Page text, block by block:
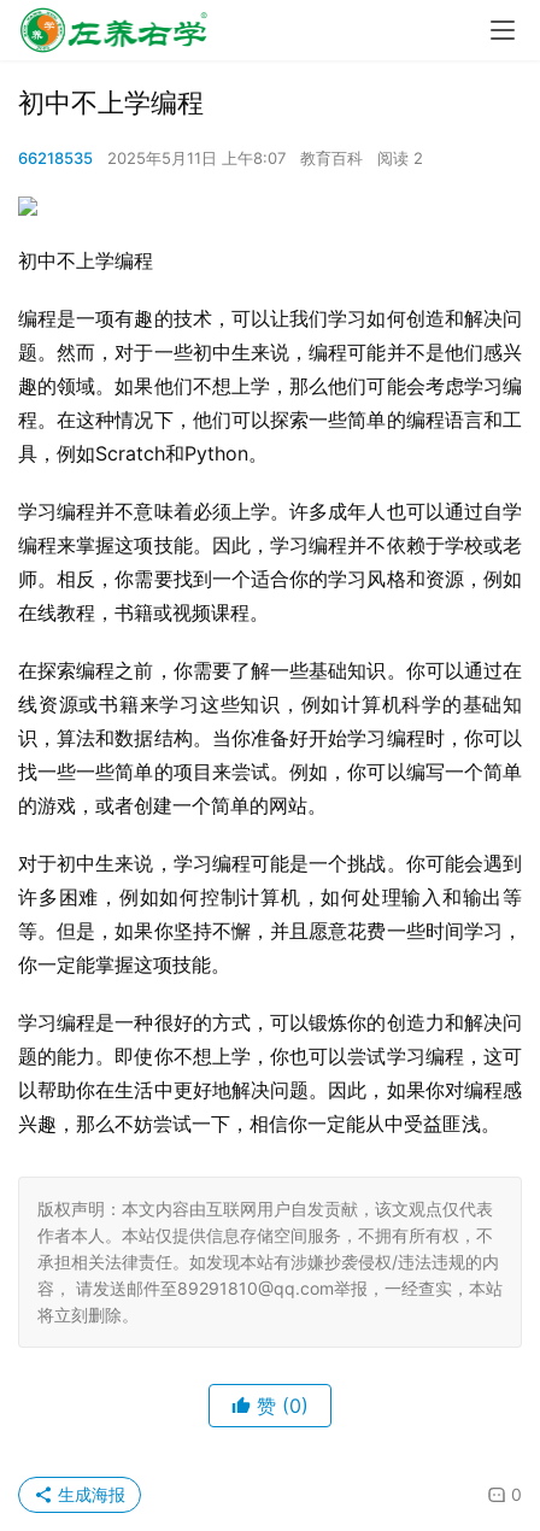
初中不上学编程
66218535 2025年5月11日 上午8:07 教育百科 阅读 2
初中不上学编程
编程是一项有趣的技术，可以让我们学习如何创造和解决问
题。然而，对于一些初中生来说，编程可能并不是他们感兴
趣的领域。如果他们不想上学，那么他们可能会考虑学习编
程。在这种情况下，他们可以探索一些简单的编程语言和工
具，例如Scratch和Python。
学习编程并不意味着必须上学。许多成年人也可以通过自学
编程来掌握这项技能。因此，学习编程并不依赖于学校或老
师。相反，你需要找到一个适合你的学习风格和资源，例如
在线教程，书籍或视频课程。
在探索编程之前，你需要了解一些基础知识。你可以通过在
线资源或书籍来学习这些知识，例如计算机科学的基础知
识，算法和数据结构。当你准备好开始学习编程时，你可以
找一些一些简单的项目来尝试。例如，你可以编写一个简单
的游戏，或者创建一个简单的网站。
对于初中生来说，学习编程可能是一个挑战。你可能会遇到
许多困难，例如如何控制计算机，如何处理输入和输出等
等。但是，如果你坚持不懈，并且愿意花费一些时间学习，
你一定能掌握这项技能。
学习编程是一种很好的方式，可以锻炼你的创造力和解决问
题的能力。即使你不想上学，你也可以尝试学习编程，这可
以帮助你在生活中更好地解决问题。因此，如果你对编程感
兴趣，那么不妨尝试一下，相信你一定能从中受益匪浅。
版权声明：本文内容由互联网用户自发贡献，该文观点仅代表
作者本人。本站仅提供信息存储空间服务，不拥有所有权，不
承担相关法律责任。如发现本站有涉嫌抄袭侵权/违法违规的内
容， 请发送邮件至89291810@qq.com举报，一经查实，本站
将立刻删除。
赞 (0)
0
生成海报